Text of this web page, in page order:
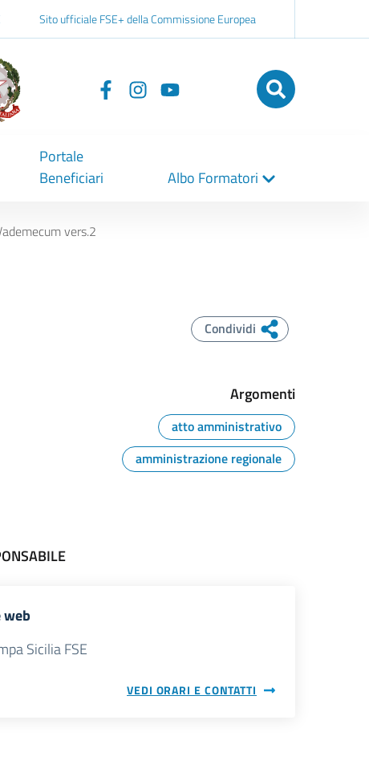
Sito ufficiale FSE+ della Commissione Europea
Seguici
Portale
Beneficiari
Albo Formatori
vers.2
Condividi
Argomenti
atto amministrativo
amministrazione regionale
web
Sicilia FSE
VEDI ORARI E CONTATTI